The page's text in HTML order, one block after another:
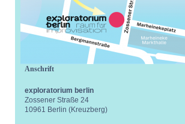
Anschrift
exploratorium berlin
Zossener Straße 24
10961 Berlin (Kreuzberg)